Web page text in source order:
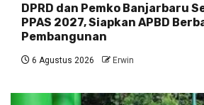
DPRD dan Pemko Banjarbaru
PPAS 2027, Siapkan APBD
Pembangunan
6 Agustus 2026 Erwin